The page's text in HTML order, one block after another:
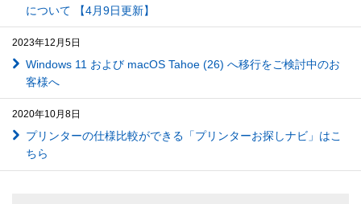
について 【4月9日更新】
2023年12月5日
Windows 11 および macOS Tahoe (26) へ移行をご検討中のお
客様へ
2020年10月8日
プリンターの仕様比較ができる「プリンターお探しナビ」はこ
ちら